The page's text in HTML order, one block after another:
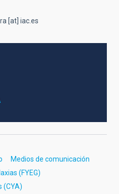
[at] iac.es
Medios de comunicación
(FYEG)
(CYA)